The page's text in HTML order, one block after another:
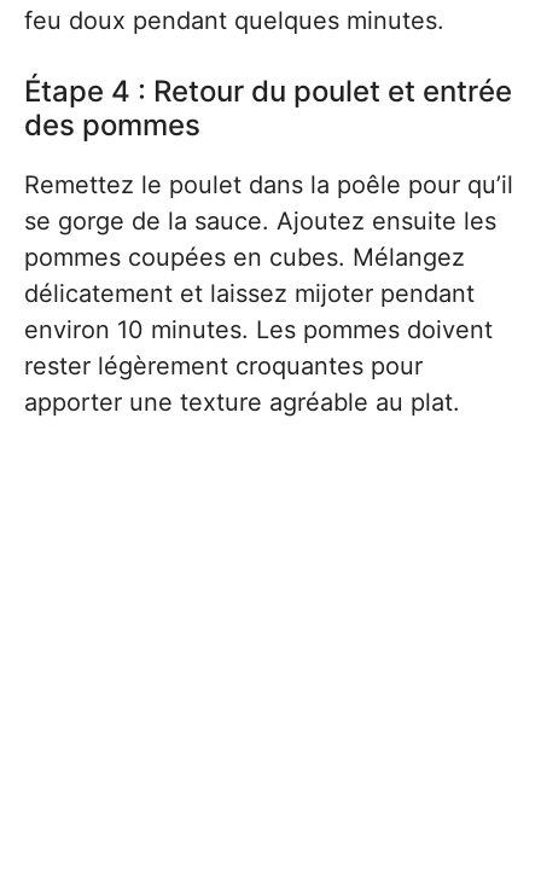
feu doux pendant quelques minutes.
Étape 4 : Retour du poulet et entrée
des pommes
Remettez le poulet dans la poêle pour qu’il
se gorge de la sauce. Ajoutez ensuite les
pommes coupées en cubes. Mélangez
délicatement et laissez mijoter pendant
environ 10 minutes. Les pommes doivent
rester légèrement croquantes pour
apporter une texture agréable au plat.